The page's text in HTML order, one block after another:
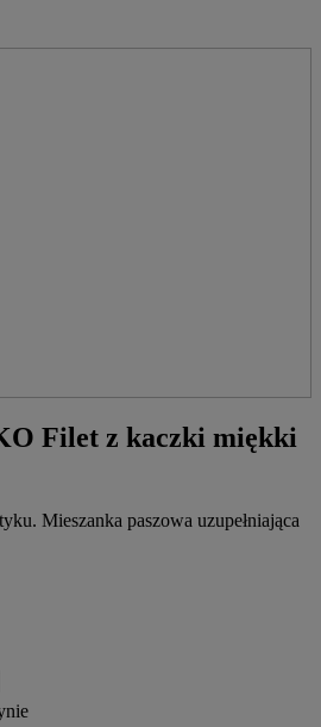
Filet z kaczki miękki
Mieszanka paszowa uzupełniająca